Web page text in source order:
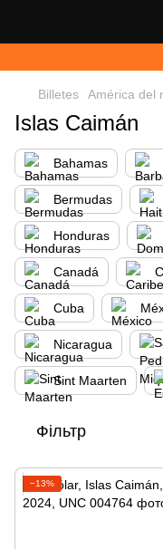
Billetes América del
Islas Caimán
Bahamas
Bermudas
Honduras
Canadá
Cuba
Nicaragua
Sint Maarten
Фільтр
−13%